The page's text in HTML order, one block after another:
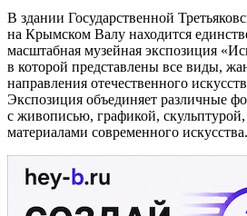
В здании Государственной
на Крымском Валу находится
масштабная музейная экспозиция
в которой представлены все виды,
направления отечественного
Экспозиция объединяет различные
с живописью, графикой,
материалами современного искусства.